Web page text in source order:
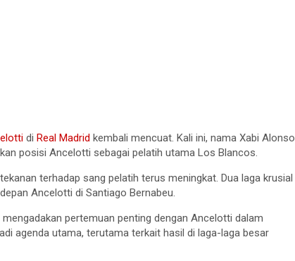
di Real Madrid kembali mencuat. Kali ini, nama Xabi Alonso
posisi Ancelotti sebagai pelatih utama Los Blancos.
terhadap sang pelatih terus meningkat. Dua laga krusial
Ancelotti di Santiago Bernabeu.
pertemuan penting dengan Ancelotti dalam
agenda utama, terutama terkait hasil di laga-laga besar